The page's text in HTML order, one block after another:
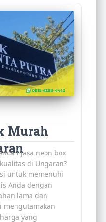
Murah
jasa neon box
di Ungaran?
untuk memenuhi
Anda dengan
lama dan
mengutamakan
yang